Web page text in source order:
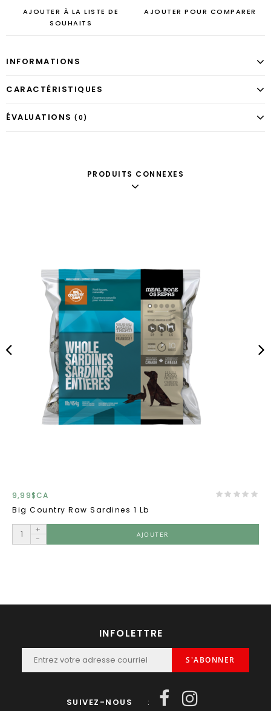
AJOUTER À LA LISTE DE
SOUHAITS
AJOUTER POUR COMPARER
INFORMATIONS
CARACTÉRISTIQUES
ÉVALUATIONS (0)
PRODUITS CONNEXES
9,99$CA
Big Country Raw Sardines 1 Lb
+
-
AJOUTER
INFOLETTRE
S'ABONNER
SUIVEZ-NOUS :